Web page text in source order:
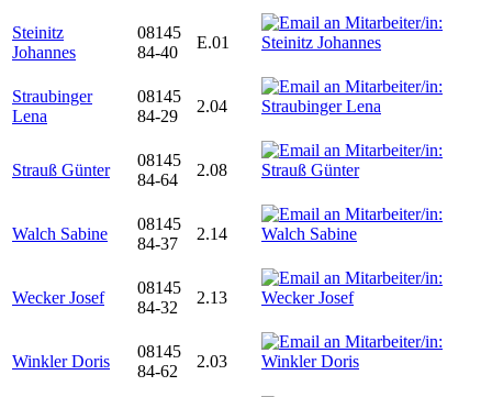
Steinitz
Johannes
08145
84-40
E.01
Straubinger
Lena
08145
84-29
2.04
Strauß Günter
08145
84-64
2.08
Walch Sabine
08145
84-37
2.14
Wecker Josef
08145
84-32
2.13
Winkler Doris
08145
84-62
2.03